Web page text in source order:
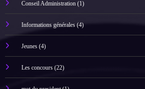
Conseil Administration(1)
Informations générales (4)
Jeunes (4)
Les concours (22)